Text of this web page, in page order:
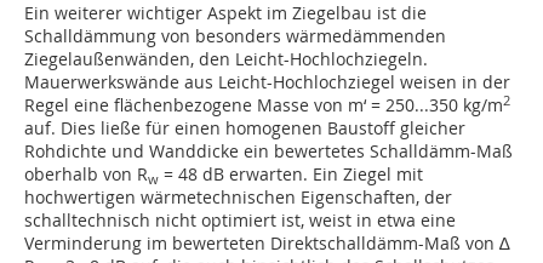
Ein weiterer wichtiger Aspekt im Ziegelbau ist die
Schalldämmung von besonders wärmedämmenden
Ziegelaußenwänden, den Leicht-Hochlochziegeln.
Mauerwerkswände aus Leicht-Hochlochziegel weisen in der
Regel eine flächenbezogene Masse von m‘ = 250...350 kg/m2
auf. Dies ließe für einen homogenen Baustoff gleicher
Rohdichte und Wanddicke ein bewertetes Schalldämm-Maß
oberhalb von Rw = 48 dB erwarten. Ein Ziegel mit
hochwertigen wärmetechnischen Eigenschaften, der
schalltechnisch nicht optimiert ist, weist in etwa eine
Verminderung im bewerteten Direktschalldämm-Maß von ∆